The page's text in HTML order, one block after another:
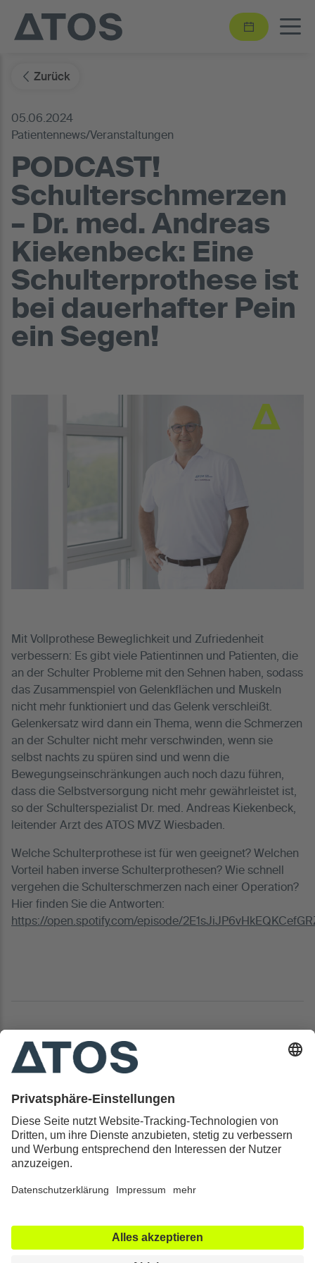
Zurück
05.06.2024
Patientennews/Veranstaltungen
PODCAST!
Schulterschmerzen
– Dr. med. Andreas
Kiekenbeck: Eine
Schulterprothese ist
bei dauerhafter Pein
ein Segen!
Mit Vollprothese Beweglichkeit und Zufriedenheit
verbessern: Es gibt viele Patientinnen und Patienten, die
an der Schulter Probleme mit den Sehnen haben, sodass
das Zusammenspiel von Gelenkflächen und Muskeln
nicht mehr funktioniert und das Gelenk verschleißt.
Gelenkersatz wird dann ein Thema, wenn die Schmerzen
an der Schulter nicht mehr verschwinden, wenn sie
selbst nachts zu spüren sind und wenn die
Bewegungseinschränkungen auch noch dazu führen,
dass die Selbstversorgung nicht mehr gewährleistet ist,
so der Schulterspezialist Dr. med. Andreas Kiekenbeck,
leitender Arzt des ATOS MVZ Wiesbaden.
Welche Schulterprothese ist für wen geeignet? Welchen
Vorteil haben inverse Schulterprothesen? Wie schnell
vergehen die Schulterschmerzen nach einer Operation?
Hier finden Sie die Antworten:
https://open.spotify.com/episode/
Kontakt & Rechtliches
Alle ATOS Kliniken